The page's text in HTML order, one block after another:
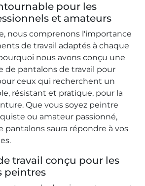
pour les
et amateurs
nous comprenons l'importance
de travail adaptés à chaque
nous avons conçu une
de pantalons de travail pour
ceux qui recherchent un
résistant et pratique, pour la
Que vous soyez peintre
ou amateur passionné,
pantalons saura répondre à vos
travail conçu pour les
peintres